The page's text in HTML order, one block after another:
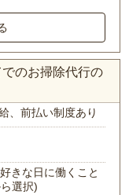
のお掃除代行の
、前払い制度あり
きな日に働くこと
選択)